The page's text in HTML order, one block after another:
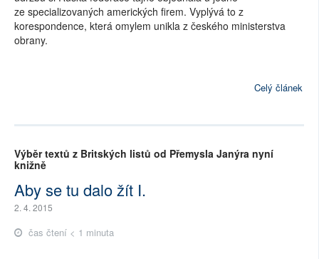
ze specializovaných amerických firem. Vyplývá to z
korespondence, která omylem unikla z českého ministerstva
obrany.
Celý článek
Výběr textů z Britských listů od Přemysla Janýra nyní
knižně
Aby se tu dalo žít I.
2. 4. 2015
čas čtení < 1 minuta